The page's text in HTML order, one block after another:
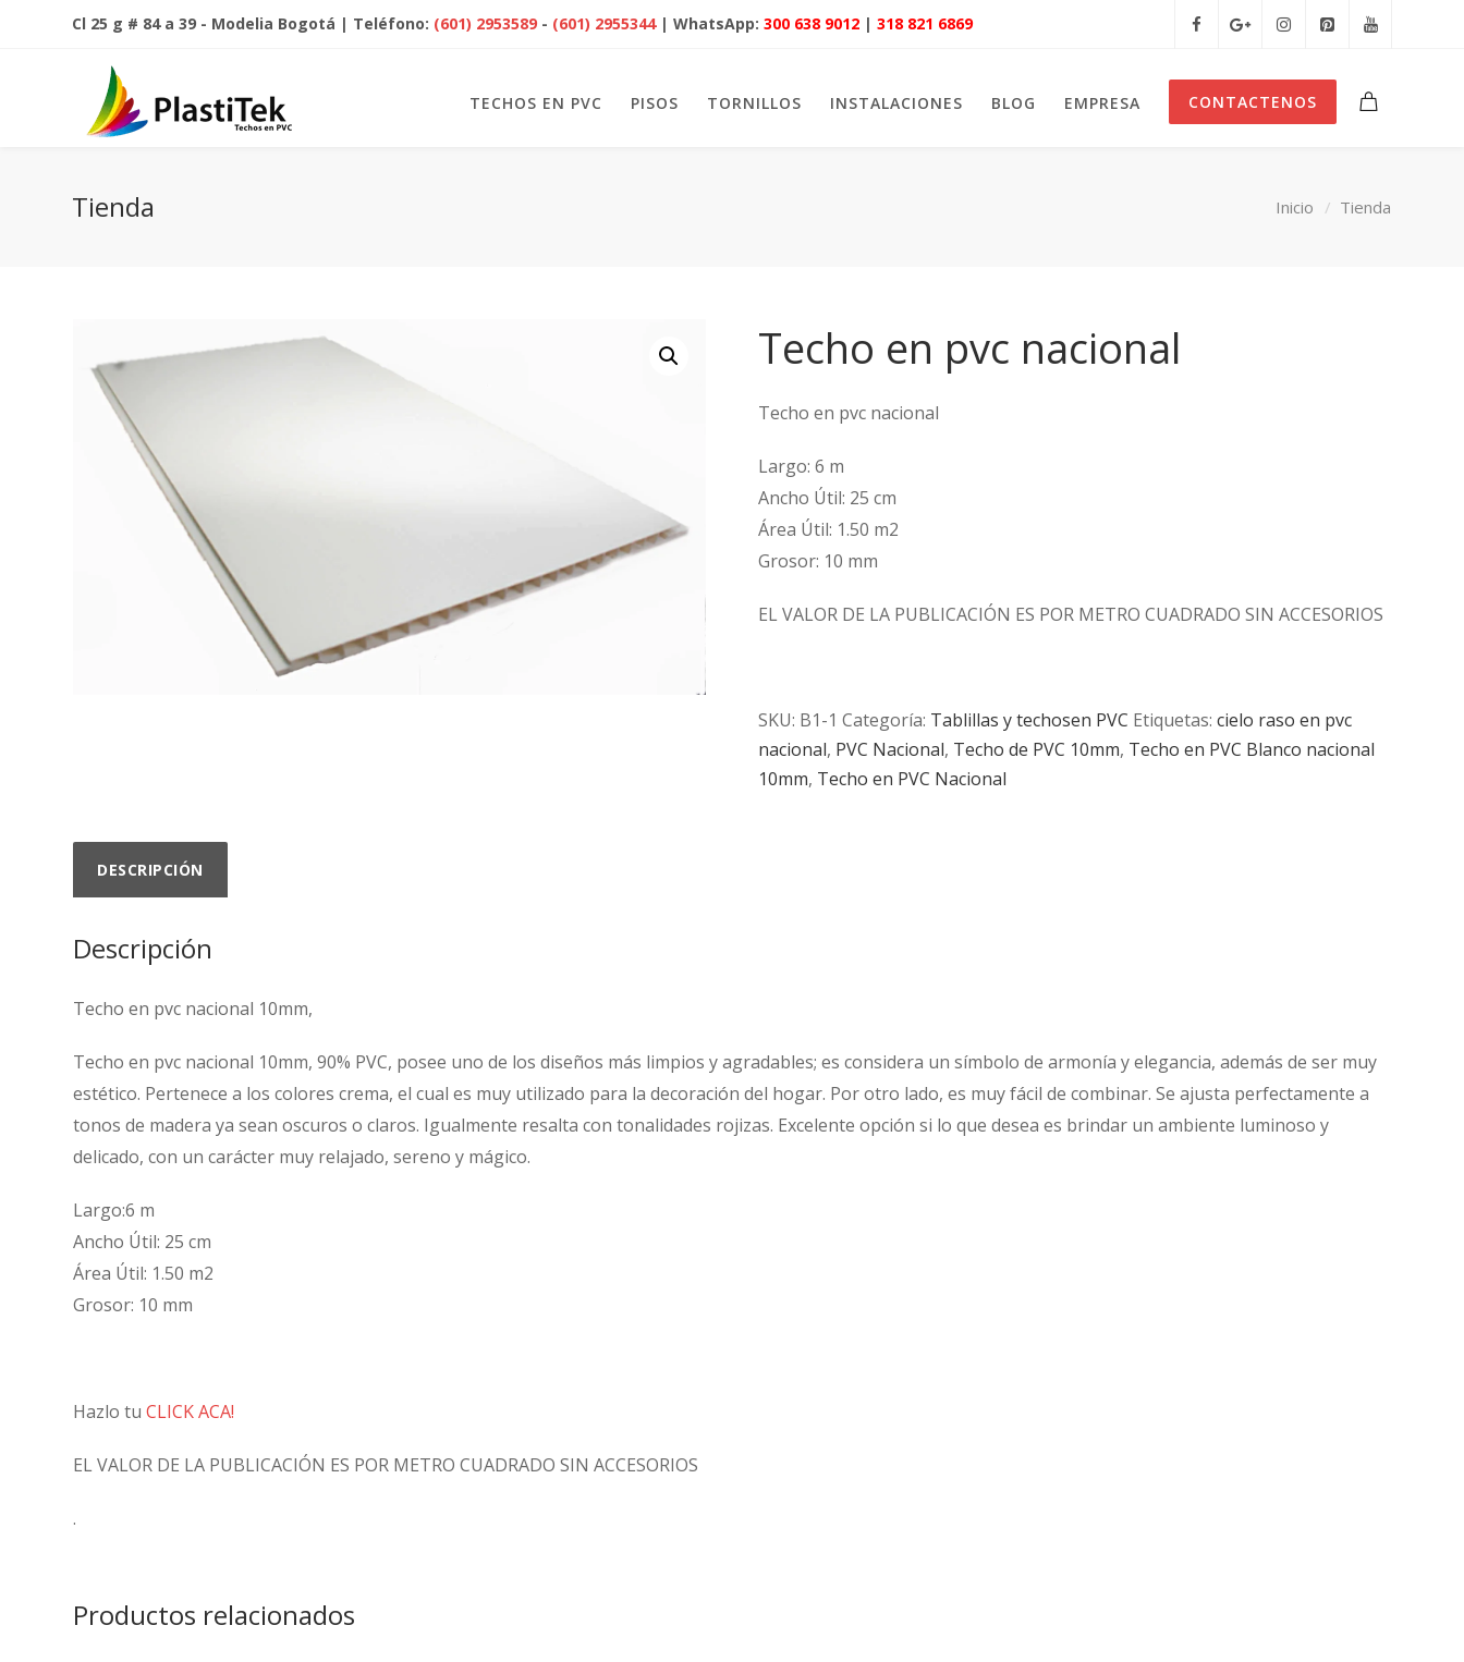
Cl 25 g # 84 a 39 - Modelia Bogotá | Teléfono: (601) 2953589 - (601) 2955344 | WhatsApp:300 638 9012 |318 821 6869
TECHOS EN PVC PISOS TORNILLOS INSTALACIONES BLOG EMPRESA CONTACTENOS
Tienda Inicio Tienda
Techo en pvc nacional
Techo en pvc nacional
Largo: 6 m
Ancho Útil: 25 cm
Área Útil: 1.50 m2
Grosor: 10 mm
EL VALOR DE LA PUBLICACIÓN ES POR METRO CUADRADO SIN ACCESORIOS
SKU: B1-1 Categoría: Tablillas y techosen PVC Etiquetas:cielo raso en pvc
nacional, PVC Nacional, Techo de PVC 10mm, Techo en PVC Blanco nacional
10mm, Techo en PVC Nacional
DESCRIPCIÓN
Descripción
Techo en pvc nacional 10mm,
Techo en pvc nacional 10mm, 90% PVC, posee uno de los diseños más limpios y agradables; es considera un símbolo de armonía y elegancia, además de ser muy
estético. Pertenece a los colores crema, el cual es muy utilizado para la decoración del hogar. Por otro lado, es muy fácil de combinar. Se ajusta perfectamente a
tonos de madera ya sean oscuros o claros. Igualmente resalta con tonalidades rojizas. Excelente opción si lo que desea es brindar un ambiente luminoso y
delicado, con un carácter muy relajado, sereno y mágico.
Largo:6 m
Ancho Útil: 25 cm
Área Útil: 1.50 m2
Grosor: 10 mm
Hazlo tu CLICK ACA!
EL VALOR DE LA PUBLICACIÓN ES POR METRO CUADRADO SIN ACCESORIOS
.
Productos relacionados